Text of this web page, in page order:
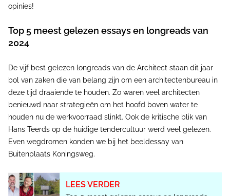
opinies!
Top 5 meest gelezen essays en longreads van
2024
De vijf best gelezen longreads van de Architect staan dit jaar
bol van zaken die van belang zijn om een architectenbureau in
deze tijd draaiende te houden. Zo waren veel architecten
benieuwd naar strategieën om het hoofd boven water te
houden nu de werkvoorraad slinkt. Ook de kritische blik van
Hans Teerds op de huidige tendercultuur werd veel gelezen.
Even wegdromen konden we bij het beeldessay van
Buitenplaats Koningsweg.
LEES VERDER